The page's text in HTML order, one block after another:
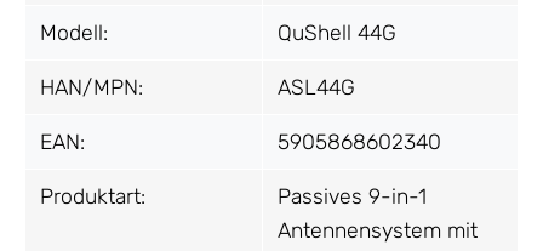
Modell: QuShell 44G
HAN/MPN: ASL44G
EAN: 5905868602340
Produktart:
Passives 9-in-1
Antennensystem mit